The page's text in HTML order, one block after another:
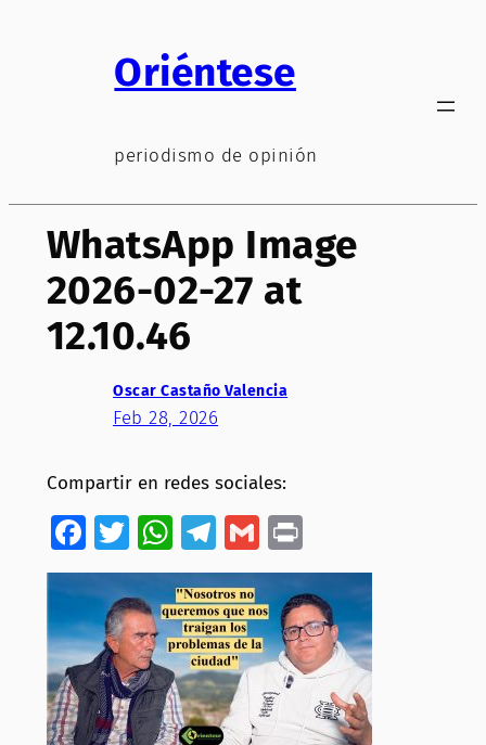
Oriéntese
periodismo de opinión
WhatsApp Image
2026-02-27 at
12.10.46
Oscar Castaño Valencia
Feb 28, 2026
Compartir en redes sociales:
Facebook
Twitter
WhatsApp
Telegram
GmailPrint